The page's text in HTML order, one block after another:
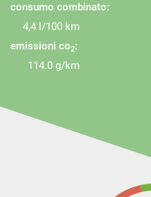
Ipt/Passaggio di proprieta'
Vetri oscurati
Vivavoce
Volante in pelle
Volante multifunzione
consumo combinato:
4,4 l/100 km
emissioni co2:
114.0 g/km